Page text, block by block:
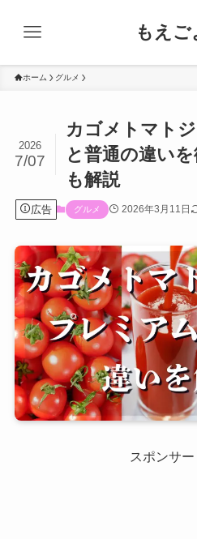
もえご
ホーム グルメ
カゴメトマト
と普通の違い
も解説
2026
7/07
広告 グルメ 2026年3月11日
スポンサー